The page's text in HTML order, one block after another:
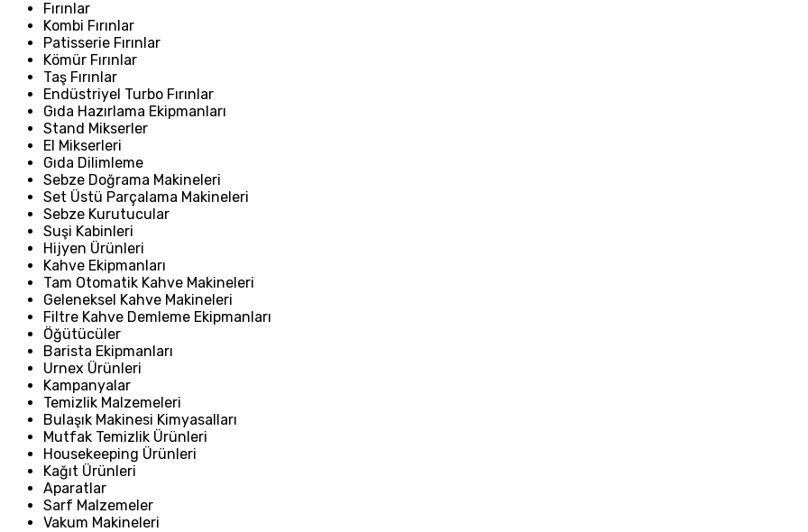
Fırınlar
Kombi Fırınlar
Patisserie Fırınlar
Kömür Fırınlar
Taş Fırınlar
Endüstriyel Turbo Fırınlar
Gıda Hazırlama Ekipmanları
Stand Mikserler
El Mikserleri
Gıda Dilimleme
Sebze Doğrama Makineleri
Set Üstü Parçalama Makineleri
Sebze Kurutucular
Suşi Kabinleri
Hijyen Ürünleri
Kahve Ekipmanları
Tam Otomatik Kahve Makineleri
Geleneksel Kahve Makineleri
Filtre Kahve Demleme Ekipmanları
Öğütücüler
Barista Ekipmanları
Urnex Ürünleri
Kampanyalar
Temizlik Malzemeleri
Bulaşık Makinesi Kimyasalları
Mutfak Temizlik Ürünleri
Housekeeping Ürünleri
Kağıt Ürünleri
Aparatlar
Sarf Malzemeler
Vakum Makineleri